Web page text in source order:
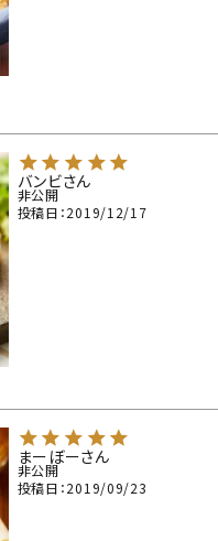
バンビ
非公開
投稿日 2019/12/17
まーぼー
非公開
投稿日 2019/09/23